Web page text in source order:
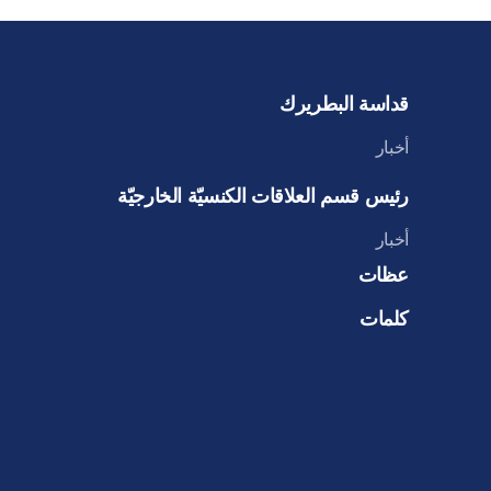
قداسة البطريرك
أخبار
رئيس قسم العلاقات الكنسيّة الخارجيّة
أخبار
عظات
كلمات